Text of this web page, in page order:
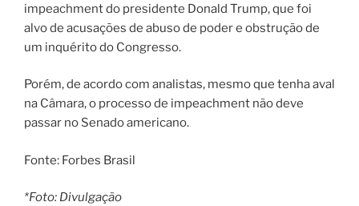
impeachment do presidente Donald Trump, que foi
alvo de acusações de abuso de poder e obstrução de
um inquérito do Congresso.
Porém, de acordo com analistas, mesmo que tenha aval
na Câmara, o processo de impeachment não deve
passar no Senado americano.
Fonte: Forbes Brasil
*Foto: Divulgação